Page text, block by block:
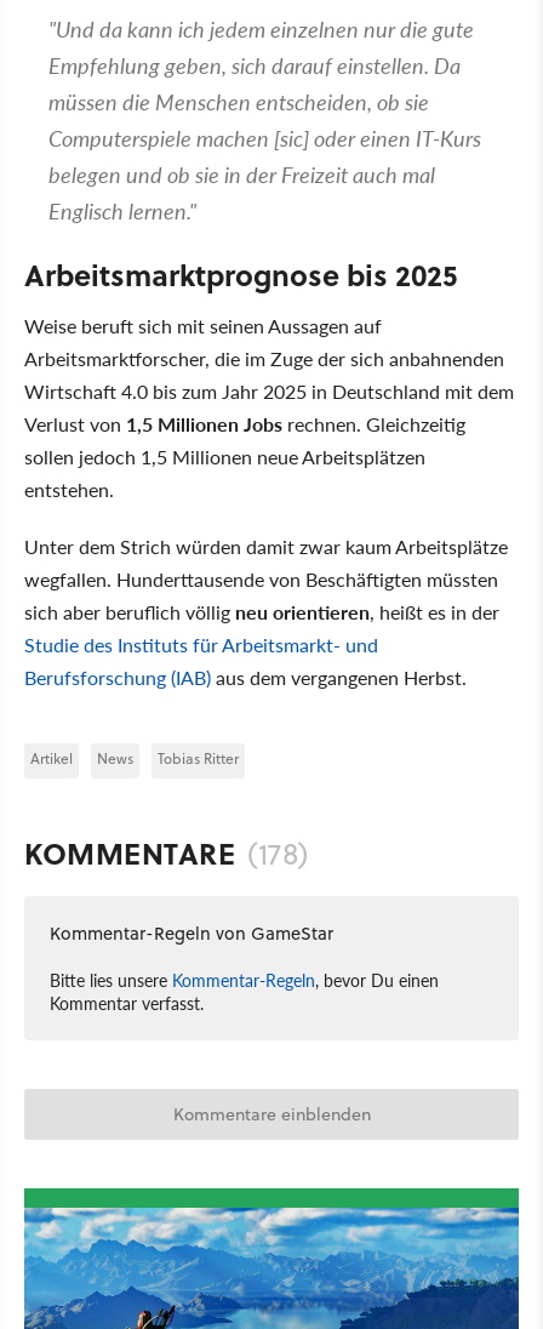
"Und da kann ich jedem einzelnen nur die gute
Empfehlung geben, sich darauf einstellen. Da
müssen die Menschen entscheiden, ob sie
Computerspiele machen [sic] oder einen IT-Kurs
belegen und ob sie in der Freizeit auch mal
Englisch lernen."
Arbeitsmarktprognose bis 2025
Weise beruft sich mit seinen Aussagen auf
Arbeitsmarktforscher, die im Zuge der sich anbahnenden
Wirtschaft 4.0 bis zum Jahr 2025 in Deutschland mit dem
Verlust von 1,5 Millionen Jobs rechnen. Gleichzeitig
sollen jedoch 1,5 Millionen neue Arbeitsplätzen
entstehen.
Unter dem Strich würden damit zwar kaum Arbeitsplätze
wegfallen. Hunderttausende von Beschäftigten müssten
sich aber beruflich völlig neu orientieren, heißt es in der
Studie des Instituts für Arbeitsmarkt- und
Berufsforschung (IAB)aus dem vergangenen Herbst.
Artikel News Tobias Ritter
KOMMENTARE (178)
Kommentar-Regeln von GameStar
Bitte lies unsere Kommentar-Regeln, bevor Du einen
Kommentar verfasst.
Kommentare einblenden